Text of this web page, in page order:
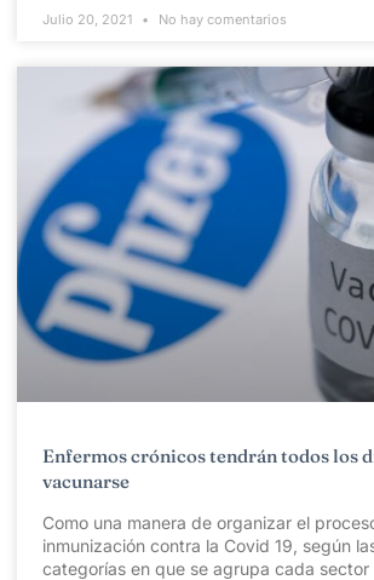
Julio 20, 2021 No hay comentarios
Enfermos crónicos tendrán todos los
vacunarse
Como una manera de organizar el
inmunización contra la Covid 19, según
categorías en que se agrupa cada sector